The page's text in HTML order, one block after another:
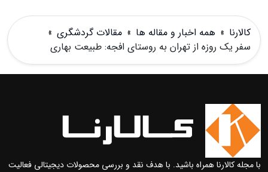
کالارنا » همه اخبار و مقاله ها » مقالات گردشگری »
سفر یک روزه از تهران به روستای افجه: طبیعت بهاری
با مجله کالارنا همراه باشید. با هدف نقد و بررسی محصولات دیجیتالی فعالیت